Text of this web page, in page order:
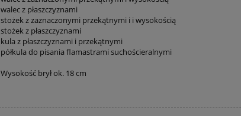
walec z płaszczyznami
stożek z zaznaczonymi przekątnymi i i wysokością
stożek z płaszczyznami
kula z płaszczyznami i przekątnymi
półkula do pisania flamastrami suchościeralnymi
Wysokość brył ok. 18 cm